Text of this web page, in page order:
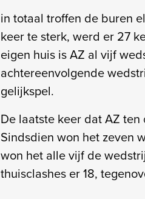
in totaal troffen de buren
keer te sterk, werd er 27
eigen huis is AZ al vijf
achtereenvolgende
gelijkspel.
De laatste keer dat AZ
Sindsdien won het zeven
won het alle vijf de
thuisclashes er 18,